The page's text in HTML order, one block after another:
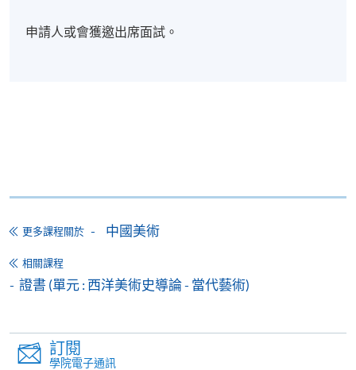
申請人或會獲邀出席面試。
更多課程關於 中國美術
相關課程
證書 (單元 : 西洋美術史導論 - 當代藝術)
訂閱
學院電子通訊